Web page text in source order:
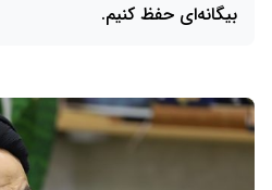
بیگانه‌ای حفظ کنیم.